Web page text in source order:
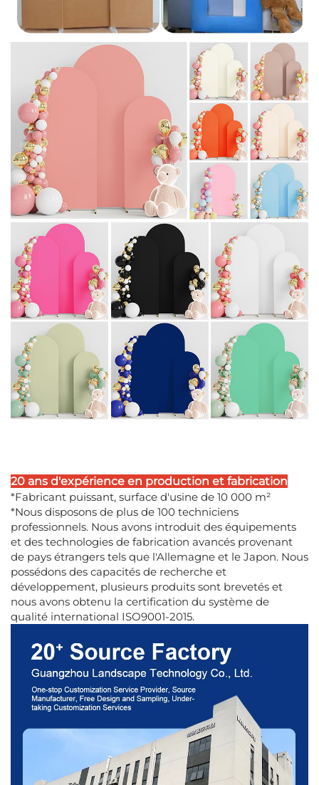
20 ans d'expérience en production et fabrication
*Fabricant puissant, surface d'usine de 10 000 m²
*Nous disposons de plus de 100 techniciens
professionnels. Nous avons introduit des équipements
et des technologies de fabrication avancés provenant
de pays étrangers tels que l'Allemagne et le Japon. Nous
possédons des capacités de recherche et
développement, plusieurs produits sont brevetés et
nous avons obtenu la certification du système de
qualité international ISO9001-2015.